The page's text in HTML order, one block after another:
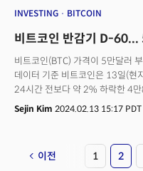
INVESTING BITCOIN
비트코인 반감기 D-60...
비트코인(BTC) 가격이 5만달러
데이터 기준 비트코인은 13일(현
24시간 전보다 약 2% 하락한 4
비트코인은 지난 1월 11일 비트코
연방준비제도(Fed) 금리 인하 기
혼조세를 보이는 중이다. 안전자
12베이시스포인트(bp) 상승한
Sejin Kim 2024.02.13 15:17 PDT
이전 1 2